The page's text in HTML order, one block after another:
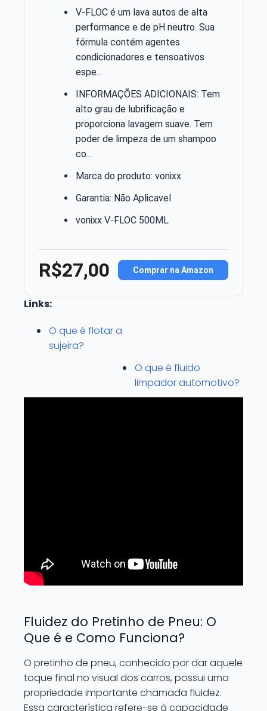
V-FLOC é um lava autos de alta
performance e de pH neutro. Sua
fórmula contém agentes
condicionadores e tensoativos
espe...
INFORMAÇÕES ADICIONAIS: Tem
alto grau de lubrificação e
proporciona lavagem suave. Tem
poder de limpeza de um shampoo
co...
Marca do produto: vonixx
Garantia: Não Aplicavel
vonixx V-FLOC 500ML
R$27,00 Comprar na Amazon
Links:
O que é flotar a
sujeira?
O que é fluido
limpador automotivo?
Fluidez do Pretinho de Pneu: O
Que é e Como Funciona?
O pretinho de pneu, conhecido por dar aquele
toque final no visual dos carros, possui uma
propriedade importante chamada fluidez.
Essa característica refere-se à capacidade